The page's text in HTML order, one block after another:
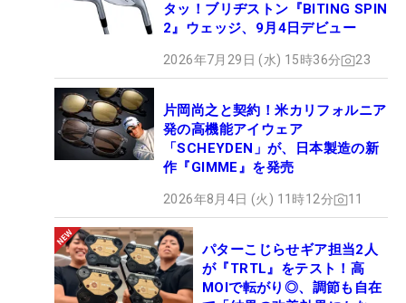
タッ！ブリヂストン『BITING SPIN
2』ウェッジ、9月4日デビュー
2026年7月29日 (水) 15時36分 23
片岡尚之と契約！米カリフォルニア
発の高機能アイウェア
「SCHEYDEN」が、日本製造の新
作『GIMME』を発売
2026年8月4日 (火) 11時12分 11
パターこじらせギア担当2人
が『TRTL』をテスト！高
MOIで転がり◎、調節も自在